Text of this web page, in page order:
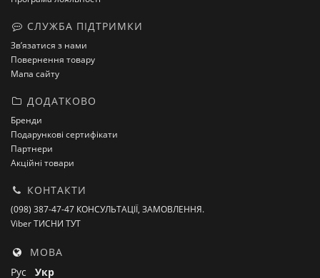
СЛУЖБА ПІДТРИМКИ
Зв’язатися з нами
Повернення товару
Мапа сайту
ДОДАТКОВО
Бренди
Подарункові сертифікати
Партнери
Акційні товари
КОНТАКТИ
(098) 387-47-47 КОНСУЛЬТАЦІЇ, ЗАМОВЛЕННЯ.
Viber ТИСНИ ТУТ
МОВА
Рус Укр